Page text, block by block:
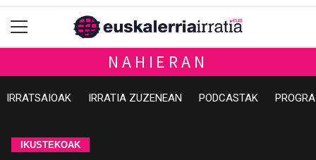
NAHIERAN
IRRATSAIOAK IRRATIA ZUZENEAN PODCASTAK
IKUSTEKOAK